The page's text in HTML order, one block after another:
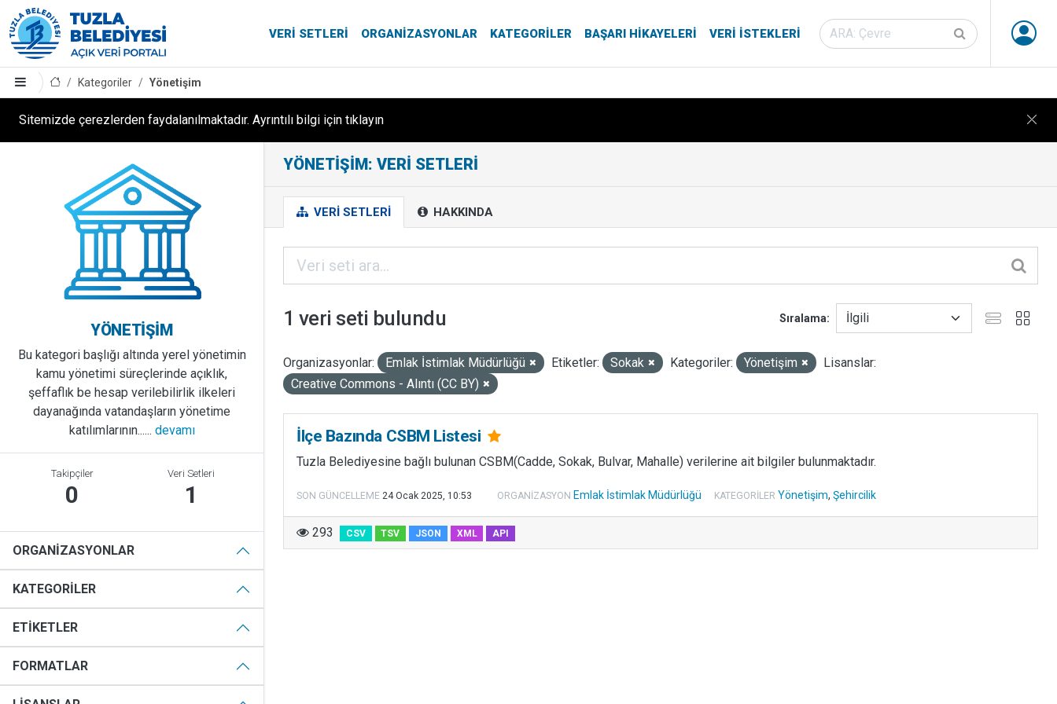
VERI SETLERI ORGANIZASYONLAR KATEGORILER BAŞARI HIKAYELERI VERI İSTEKLERI
Kategoriler Yönetişim
Sitemizde çerezlerden faydalanılmaktadır. Ayrıntılı bilgi için tıklayın
YÖNETIŞIM
Bu kategori başlığı altında yerel yönetimin
kamu yönetimi süreçlerinde açıklık,
şeffaflık be hesap verilebilirlik ilkeleri
dayanağında vatandaşların yönetime
katılımlarının...... devamı
Takipçiler
0
Veri Setleri
1
ORGANIZASYONLAR
KATEGORILER
ETIKETLER
FORMATLAR
YÖNETIŞIM: VERI SETLERI
VERI SETLERI HAKKINDA
1 veri seti bulundu Sıralama
Organizasyonlar: Emlak İstimlak Müdürlüğü Etiketler: Sokak Kategoriler: Yönetişim
Lisanslar:
Creative Commons - Alıntı (CC BY)
İlçe Bazında CSBM Listesi
Tuzla Belediyesine bağlı bulunan CSBM(Cadde, Sokak, Bulvar, Mahalle) verilerine ait bilgiler bulunmaktadır.
SON GÜNCELLEME 24 Ocak 2025, 10:53 ORGANIZASYON Emlak İstimlak Müdürlüğü KATEGORILER Yönetişim, Şehircilik
293 CSV TSV JSON XML API